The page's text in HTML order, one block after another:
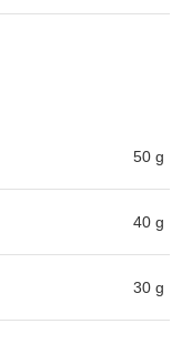
50 g
40 g
30 g